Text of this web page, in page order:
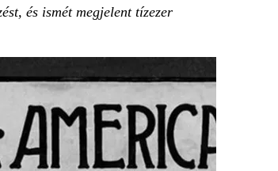
és ismét megjelent tízezer